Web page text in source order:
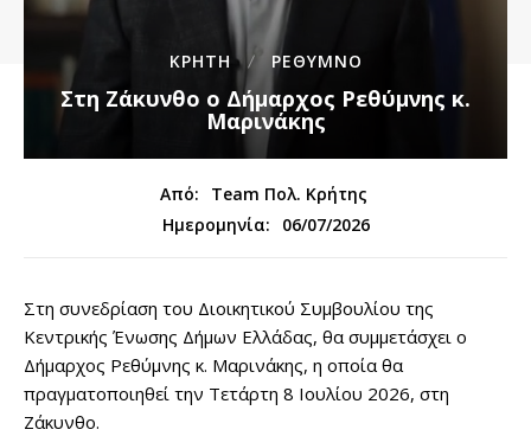
ΚΡΗΤΗ ΡΕΘΥΜΝΟ
Στη Ζάκυνθο ο Δήμαρχος Ρεθύμνης κ.
Μαρινάκης
Από:
Team Πολ. Κρήτης
Ημερομηνία:
06/07/2026
Στη συνεδρίαση του Διοικητικού Συμβουλίου της
Κεντρικής Ένωσης Δήμων Ελλάδας, θα συμμετάσχει ο
Δήμαρχος Ρεθύμνης κ. Μαρινάκης, η οποία θα
πραγματοποιηθεί την Τετάρτη 8 Ιουλίου 2026, στη
Ζάκυνθο.